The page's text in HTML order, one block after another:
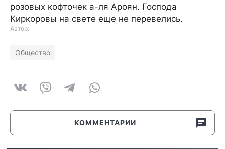
розовых кофточек а-ля Ароян. Господа
Киркоровы на свете еще не перевелись.
Автор:
Общество
КОММЕНТАРИИ